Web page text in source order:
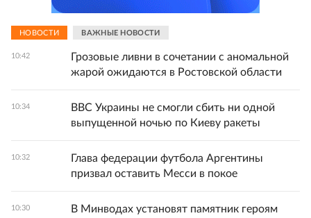
НОВОСТИ ВАЖНЫЕ НОВОСТИ
10:42
Грозовые ливни в сочетании с аномальной
жарой ожидаются в Ростовской области
10:34
ВВС Украины не смогли сбить ни одной
выпущенной ночью по Киеву ракеты
10:32
Глава федерации футбола Аргентины
призвал оставить Месси в покое
10:30
В Минводах установят памятник героям